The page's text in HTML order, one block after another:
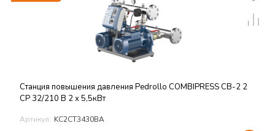
Станция повышения давления Pedrollo COMBIPRESS CB-2 2
CP 32/210 B 2 х 5,5кВт
Артикул: KC2CT3430BA